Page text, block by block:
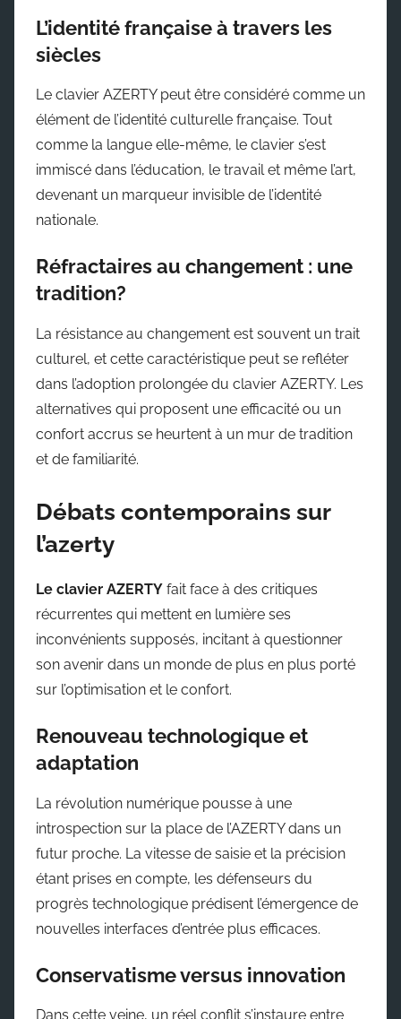
L’identité française à travers les
siècles
Le clavier AZERTY peut être considéré comme un
élément de l’identité culturelle française. Tout
comme la langue elle-même, le clavier s’est
immiscé dans l’éducation, le travail et même l’art,
devenant un marqueur invisible de l’identité
nationale.
Réfractaires au changement : une
tradition?
La résistance au changement est souvent un trait
culturel, et cette caractéristique peut se refléter
dans l’adoption prolongée du clavier AZERTY. Les
alternatives qui proposent une efficacité ou un
confort accrus se heurtent à un mur de tradition
et de familiarité.
Débats contemporains sur
l’azerty
Le clavier AZERTY fait face à des critiques
récurrentes qui mettent en lumière ses
inconvénients supposés, incitant à questionner
son avenir dans un monde de plus en plus porté
sur l’optimisation et le confort.
Renouveau technologique et
adaptation
La révolution numérique pousse à une
introspection sur la place de l’AZERTY dans un
futur proche. La vitesse de saisie et la précision
étant prises en compte, les défenseurs du
progrès technologique prédisent l’émergence de
nouvelles interfaces d’entrée plus efficaces.
Conservatisme versus innovation
Dans cette veine, un réel conflit s’instaure entre